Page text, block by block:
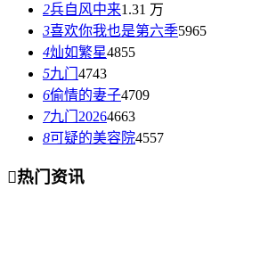
2兵自风中来1.31 万
3喜欢你我也是第六季5965
4灿如繁星4855
5九门 4743
6偷情的妻子4709
7九门20264663
8可疑的美容院4557
热门资讯